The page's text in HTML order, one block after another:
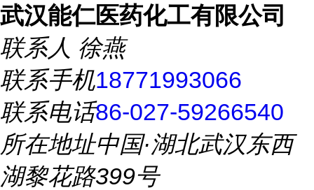
武汉能仁医药化工有限公司
联系人 徐燕
联系手机18771993066
联系电话86-027-59266540
所在地址中国·湖北武汉东西
湖黎花路399号